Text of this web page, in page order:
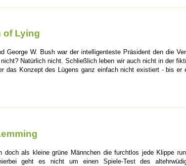
of Lying
George W. Bush war der intelligenteste Präsident den die
Natürlich nicht. Schließlich leben wir auch nicht in der
das Konzept des Lügens ganz einfach nicht existiert - bis er
doch als kleine grüne Männchen die furchtlos jede Klippe
geht es nicht um einen Spiele-Test des